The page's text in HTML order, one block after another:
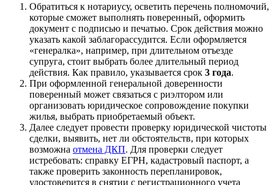
Обратиться к нотариусу, осветить перечень полномочий,
которые сможет выполнять поверенный, оформить
документ с подписью и печатью. Срок действия можно
указать какой заблагорассудится. Если оформляется
«генералка», например, при длительном отъезде
супруга, стоит выбрать более длительный период
действия. Как правило, указывается срок 3 года.
При оформленной генеральной доверенности
поверенный может связаться с риэлтором или
организовать юридическое сопровождение покупки
жилья, выбрать приобретаемый объект.
Далее следует провести проверку юридической чистоты
сделки, выявить, нет ли обстоятельств, при которых
возможна отмена ДКП. Для проверки следует
истребовать: справку ЕГРН, кадастровый паспорт, а
также проверить законность перепланировок,
удостоверится в снятии с регистрационного учета